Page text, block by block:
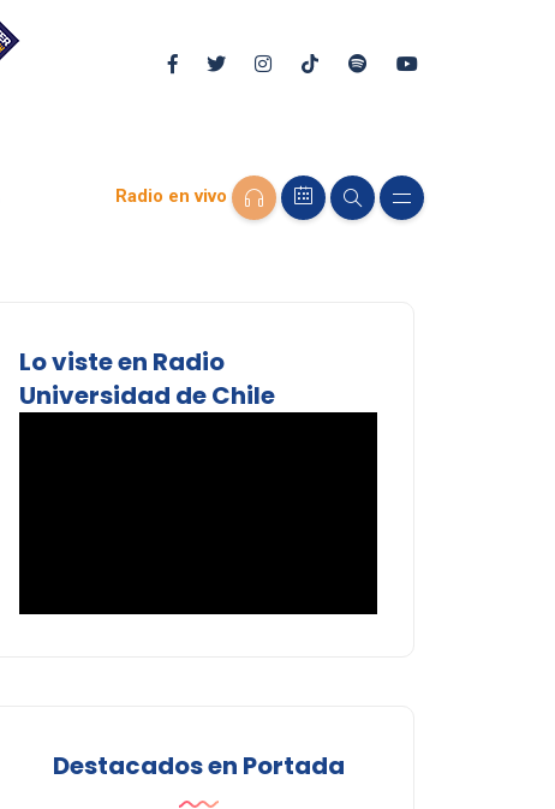
Radio en vivo
Lo viste en Radio
Universidad de Chile
Destacados en Portada